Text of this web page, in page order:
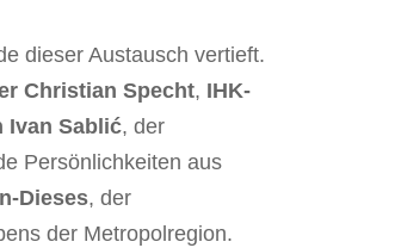
dieser Austausch vertieft.
Christian Specht, IHK-
Ivan Sablić, der
Persönlichkeiten aus
Dieses, der
der Metropolregion.